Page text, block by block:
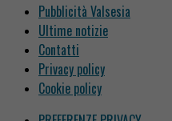
Pubblicità Valsesia
Ultime notizie
Contatti
Privacy policy
Cookie policy